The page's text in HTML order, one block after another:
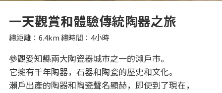
一天觀賞和體驗傳統陶器之旅
總距離：6.4km 總時間：4小時
參觀愛知縣兩大陶瓷器城市之一的瀨戶市。
它擁有千年陶器，石器和陶瓷的歷史和文化。
瀨戶出產的陶器和陶瓷聲名顯赫，即使到了現在，